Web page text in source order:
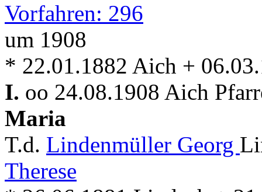
Vorfahren: 296
um 1908
* 22.01.1882 Aich +
I. oo 24.08.1908 Aich
Maria
T.d. Lindenmüller Georg
Therese